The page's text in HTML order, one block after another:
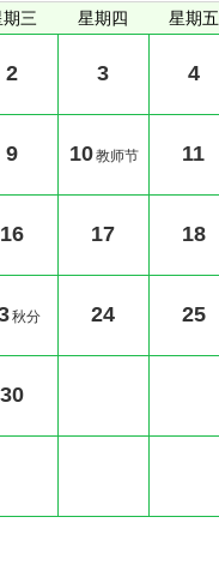
期三 星期四 星期五
2 3 4
9 10教师节 11
16 17 18
秋分 24 25
30